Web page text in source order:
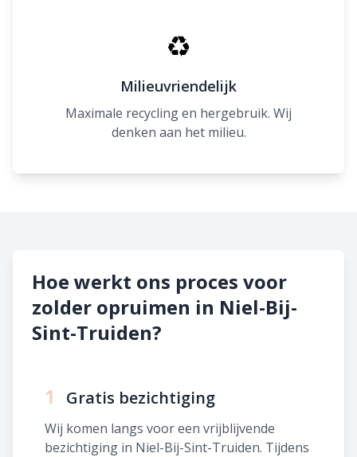
♻
Milieuvriendelijk
Maximale recycling en hergebruik. Wij
denken aan het milieu.
Hoe werkt ons proces voor
zolder opruimen in Niel-Bij-
Sint-Truiden?
1 Gratis bezichtiging
Wij komen langs voor een vrijblijvende
bezichtiging in Niel-Bij-Sint-Truiden. Tijdens